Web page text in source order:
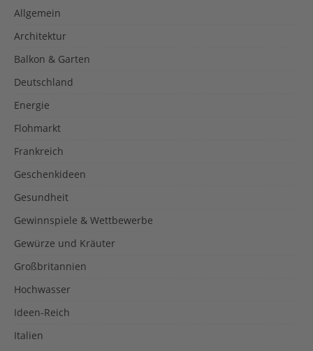
Allgemein
Architektur
Balkon & Garten
Deutschland
Energie
Flohmarkt
Frankreich
Geschenkideen
Gesundheit
Gewinnspiele & Wettbewerbe
Gewürze und Kräuter
Großbritannien
Hochwasser
Ideen-Reich
Italien